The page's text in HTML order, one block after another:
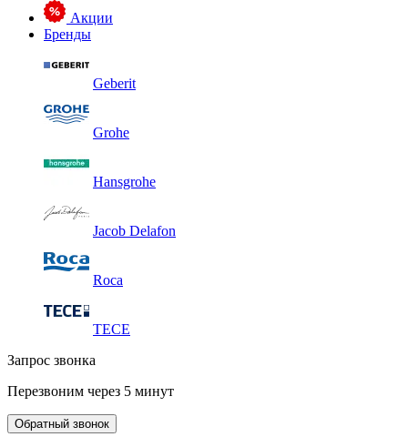
Акции
Бренды
Geberit
Grohe
Hansgrohe
Jacob Delafon
Roca
TECE
Запрос звонка
Перезвоним через 5 минут
Обратный звонок